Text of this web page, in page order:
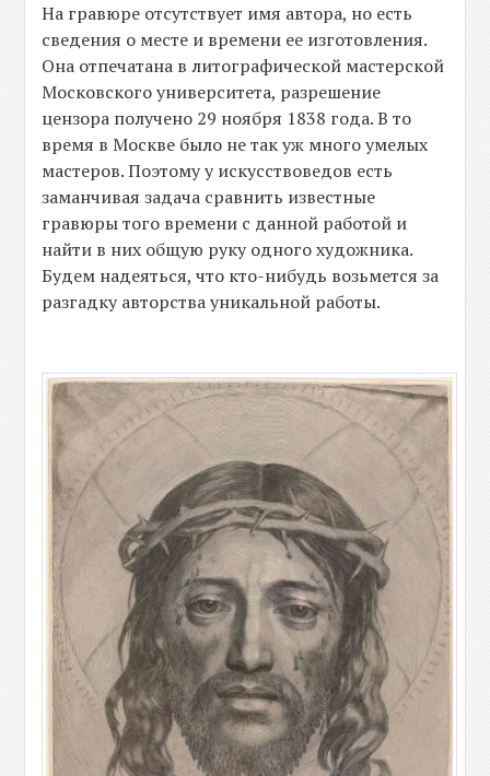
На гравюре отсутствует имя автора, но есть
сведения о месте и времени ее изготовления.
Она отпечатана в литографической мастерской
Московского университета, разрешение
цензора получено 29 ноября 1838 года. В то
время в Москве было не так уж много умелых
мастеров. Поэтому у искусствоведов есть
заманчивая задача сравнить известные
гравюры того времени с данной работой и
найти в них общую руку одного художника.
Будем надеяться, что кто-нибудь возьмется за
разгадку авторства уникальной работы.